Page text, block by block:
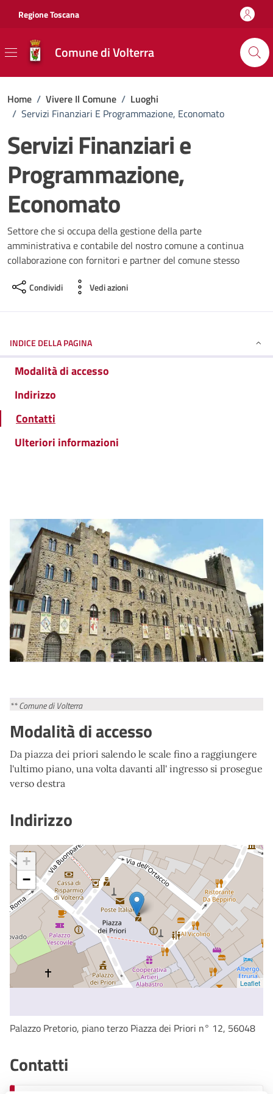
Regione Toscana
Comune di Volterra
Home / Vivere Il Comune / Luoghi
/ Servizi Finanziari E Programmazione, Economato
Servizi Finanziari e
Programmazione,
Economato
Settore che si occupa della gestione della parte
amministrativa e contabile del nostro comune a continua
collaborazione con fornitori e partner del comune stesso
Condividi Vedi azioni
INDICE DELLA PAGINA
Modalità di accesso
Indirizzo
Contatti
Ulteriori informazioni
** Comune di Volterra
Modalità di accesso
Da piazza dei priori salendo le scale fino a raggiungere
l'ultimo piano, una volta davanti all' ingresso si prosegue
verso destra
Indirizzo
+
−
Leaflet
Palazzo Pretorio, piano terzo Piazza dei Priori n° 12, 56048
Contatti